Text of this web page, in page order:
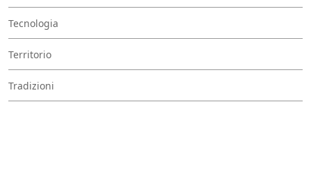
Tecnologia
Territorio
Tradizioni